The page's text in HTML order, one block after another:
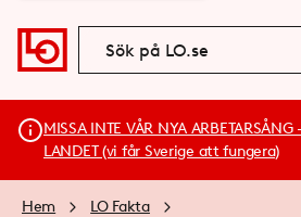
MISSA INTE VÅR NYA ARBETARSÅNG
LANDET (vi får Sverige att fungera)
Hem
LO Fakta